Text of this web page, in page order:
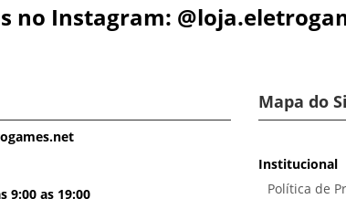
no Instagram:
9:00 as 19:00
Mapa do
Institucional
Política de